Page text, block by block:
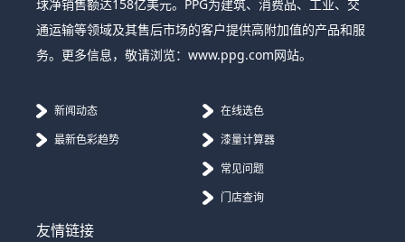
球净销售额达158亿美元。PPG为建筑、消费品、工业、交
通运输等领域及其售后市场的客户提供高附加值的产品和服
务。更多信息，敬请浏览：www.ppg.com网站。
新闻动态
最新色彩趋势
在线选色
漆量计算器
常见问题
门店查询
友情链接